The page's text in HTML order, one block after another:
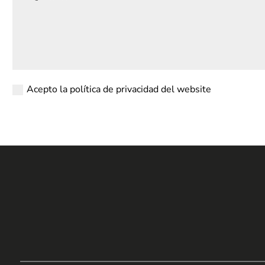
Acepto la política de privacidad del website